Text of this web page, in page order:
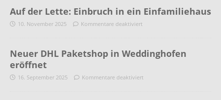
Auf der Lette: Einbruch in ein Einfamiliehaus
10. November 2025 Kommentare deaktiviert
Neuer DHL Paketshop in Weddinghofen
eröffnet
16. September 2025 Kommentare deaktiviert